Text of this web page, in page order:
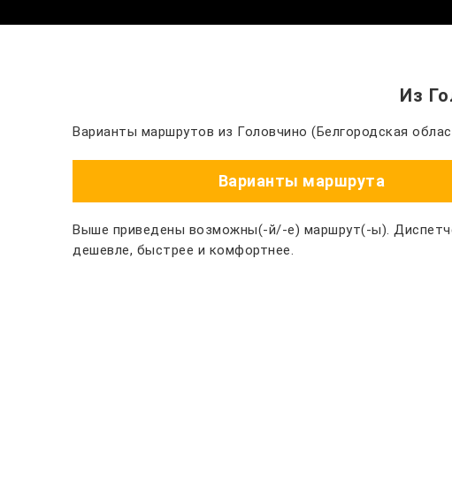
Из
Варианты маршрутов из Головчино (Белгородская
Варианты маршрута
Выше приведены возможны(-й/-е) маршрут(-ы).
дешевле, быстрее и комфортнее.